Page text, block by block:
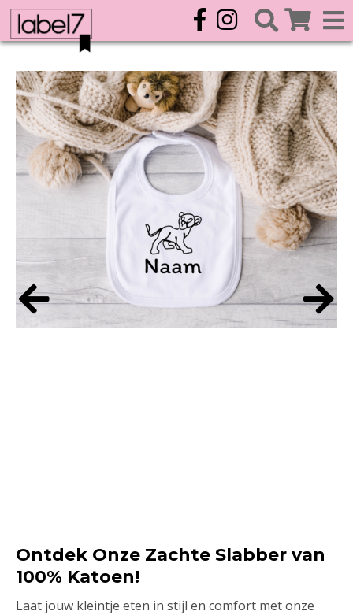
Ontdek Onze Zachte Slabber van
100% Katoen!
Laat jouw kleintje eten in stijl en comfort met onze